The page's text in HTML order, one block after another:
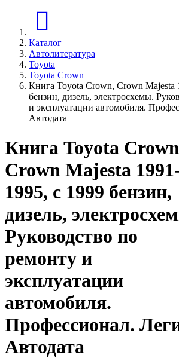
Каталог
Автолитература
Toyota
Toyota Crown
Книга Toyota Crown, Crown Majesta
бензин, дизель, электросхемы.
и эксплуатации автомобиля.
Aвтодата
Книга Toyota
Crown Majesta
1995, с 1999 бензин,
дизель,
Руководство по
ремонту и
эксплуатации
автомобиля.
Профессионал.
Aвтодата